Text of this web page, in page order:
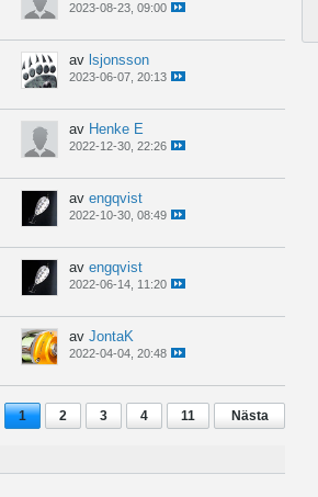
2023-08-23, 09:00
av lsjonsson
2023-06-07, 20:13
av Henke E
2022-12-30, 22:26
av engqvist
2022-10-30, 08:49
av engqvist
2022-06-14, 11:20
av JontaK
2022-04-04, 20:48
1 2 3 4 11 Nästa